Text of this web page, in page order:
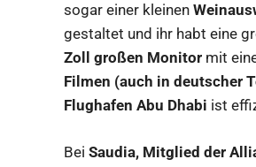
sogar einer kleinen
gestaltet und ihr habt eine
Zoll großen Monitor mit
Filmen (auch in deutscher
Flughafen Abu Dhabi ist
Bei Saudia, Mitglied der